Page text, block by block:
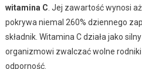
witamina C . Jej zawartość wynosi
pokrywa niemal 260% dziennego
składnik. Witamina C działa jako
organizmowi zwalczać wolne
odporność.